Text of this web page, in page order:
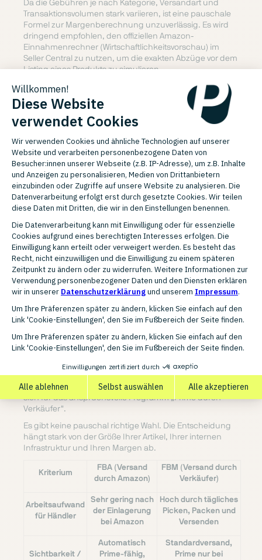
Da die Gebühren je nach Kategorie, Versandart und
Transaktionsvolumen stark variieren, ist eine pauschale
Formel zur Margenberechnung unzuverlässig. Es wird
dringend empfohlen, den offiziellen Amazon-
Einnahmenrechner (Wirtschaftlichkeitsvorschau) im
Seller Central zu nutzen, um die exakten Abzüge vor dem
Listing eines Produkts zu simulieren.
Versand: FBA oder FBM?
Wer lagert die Ware, wer packt die Pakete und wer
kümmert sich um Retouren – diese Fragen entscheiden
Amazon bietet Händlern zwei grundlegende Fulfillment-
Modelle an:FBA (Fulfillment by Amazon / Versand durch
Amazon)undFBM (Fulfillment by Merchant / Versand
durch Verkäufer). Die Wahl des Modells beeinflusst Ihre
Kosten, Ihren Arbeitsaufwand und die Sichtbarkeit Ihrer
Produkte maßgeblich.
Bei FBA senden Sie Ihre Warenbestände direkt in die
Logistikzentren von Amazon. Der Marktplatz übernimmt
die Lagerung, das Verpacken, den Versand an den
Endkunden sowie den Kundenservice und das
Retourenmanagement. Ihre Artikel erhalten automatisch
das begehrtePrime-Badge, was die Conversion-Rate
erfahrungsgemäß deutlich steigert. Im Gegenzug fallen
Lager- und Versandgebühren an, die Ihre Marge
Bei FBM behalten Sie die volle Kontrolle über die Logistik.
versenden die Bestellungen selbst. Sie sparen sich die
Amazon-Logistikgebühren, müssen aber die Kosten für
eigenes Verpackungsmaterial, Versanddienstleister
Lagerfläche tragen. FBM-Angebote sind nicht
standardmäßig Prime-fähig, es sei denn, Sie qualifizieren
sich für das anspruchsvolle Programm „Prime durch
Verkäufer".
Es gibt keine pauschal richtige Wahl. Die Entscheidung
hängt stark von der Größe Ihrer Artikel, Ihrer internen
Infrastruktur und Ihren Margen ab.
Kriterium
FBA (Versand
durch Amazon)
FBM (Versand durch
Verkäufer)
Arbeitsaufwand
für Händler
Sehr gering nach
der Einlagerung
bei Amazon
Hoch durch tägliches
Picken, Packen und
Versenden
Sichtbarkeit /
Automatisch
Prime-fähig,
Standardversand,
Prime nur bei